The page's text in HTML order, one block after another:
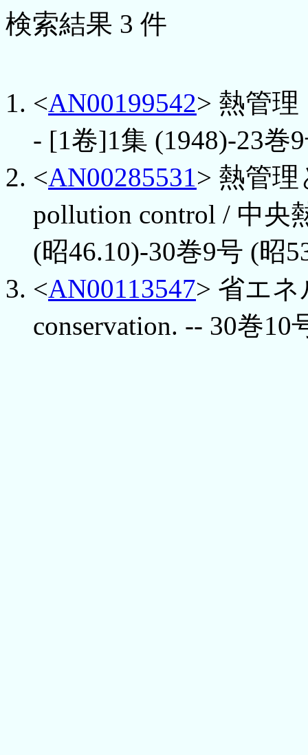
検索結果 3 件
<AN00199542> 熱管理
- [1卷]1集 (1948)-23巻
<AN00285531> 熱管理
pollution control / 中央
(昭46.10)-30巻9号 (昭
<AN00113547> 省エネ
conservation. -- 30巻10